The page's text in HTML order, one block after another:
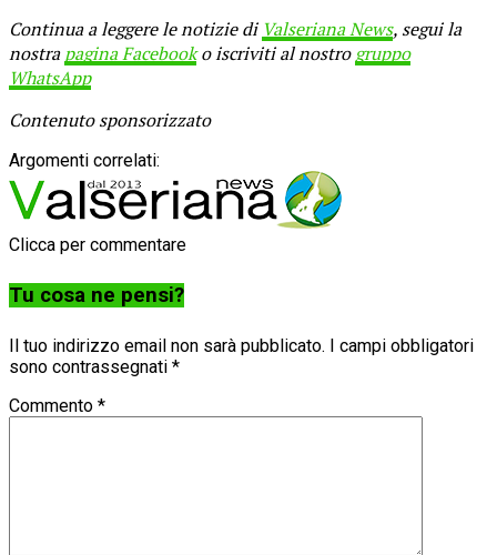
Continua a leggere le notizie di Valseriana News, segui la
nostrapagina Facebooko iscriviti al nostrogruppo
WhatsApp
Contenuto sponsorizzato
Argomenti correlati:
Clicca per commentare
Tu cosa ne pensi?
Il tuo indirizzo email non sarà pubblicato. I campi obbligatori
sono contrassegnati *
Commento *